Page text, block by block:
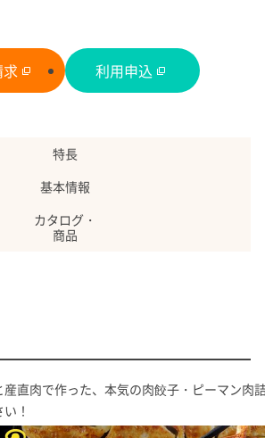
求 利用申込
特長
基本情報
カタログ・
商品
直肉で作った、本気の肉餃子・ピーマン肉
！